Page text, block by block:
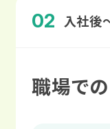
02 入社後
職場で